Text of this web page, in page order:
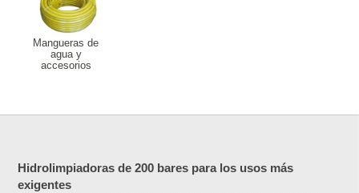
Mangueras de
agua y
accesorios
Hidrolimpiadoras de 200 bares para los usos más
exigentes